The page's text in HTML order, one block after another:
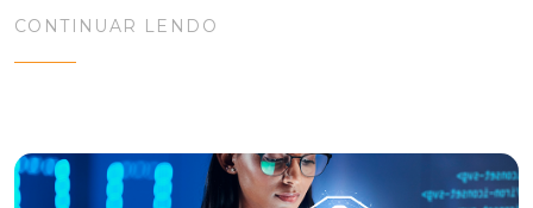
CONTINUAR LENDO